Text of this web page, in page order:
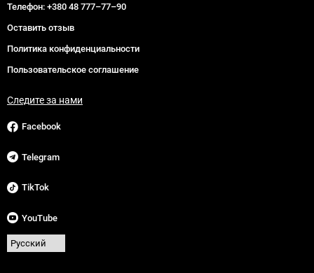
Телефон: +380 48 777–77–90
Оставить отзыв
Политика конфиденциальности
Пользовательское соглашение
Следите за нами
Facebook
Telegram
TikTok
YouTube